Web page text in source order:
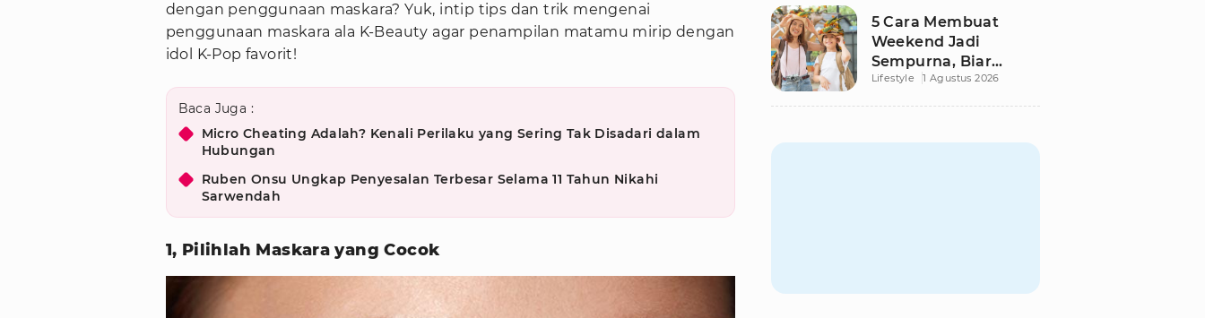
dengan penggunaan maskara? Yuk, intip tips dan trik mengenai
penggunaan maskara ala K-Beauty agar penampilan matamu mirip dengan
idol K-Pop favorit!
Baca Juga :
Micro Cheating Adalah? Kenali Perilaku yang Sering Tak Disadari dalam
Hubungan
Ruben Onsu Ungkap Penyesalan Terbesar Selama 11 Tahun Nikahi
Sarwendah
1, Pilihlah Maskara yang Cocok
5 Cara Membuat
Weekend Jadi
Sempurna, Biar
Pikiran Fresh dan
Lifestyle 1 Agustus 2026